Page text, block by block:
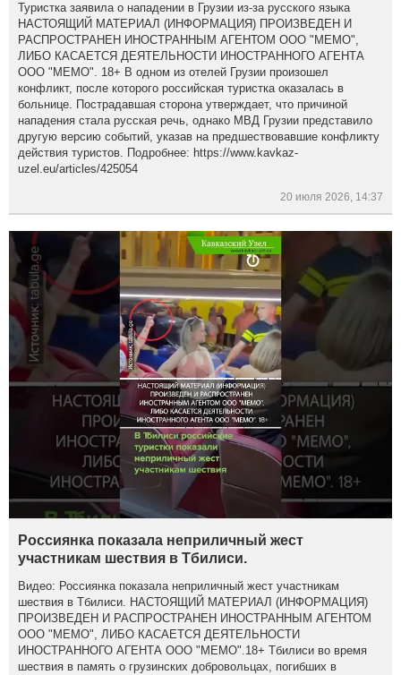
Туристка заявила о нападении в Грузии из-за русского языка
НАСТОЯЩИЙ МАТЕРИАЛ (ИНФОРМАЦИЯ) ПРОИЗВЕДЕН И
РАСПРОСТРАНЕН ИНОСТРАННЫМ АГЕНТОМ ООО "МЕМО",
ЛИБО КАСАЕТСЯ ДЕЯТЕЛЬНОСТИ ИНОСТРАННОГО АГЕНТА
ООО "МЕМО". 18+ В одном из отелей Грузии произошел
конфликт, после которого российская туристка оказалась в
больнице. Пострадавшая сторона утверждает, что причиной
нападения стала русская речь, однако МВД Грузии представило
другую версию событий, указав на предшествовавшие конфликту
действия туристов. Подробнее: https://www.kavkaz-
uzel.eu/articles/425054
20 июля 2026, 14:37
Россиянка показала неприличный жест
участникам шествия в Тбилиси.
Видео: Россиянка показала неприличный жест участникам
шествия в Тбилиси. НАСТОЯЩИЙ МАТЕРИАЛ (ИНФОРМАЦИЯ)
ПРОИЗВЕДЕН И РАСПРОСТРАНЕН ИНОСТРАННЫМ АГЕНТОМ
ООО "МЕМО", ЛИБО КАСАЕТСЯ ДЕЯТЕЛЬНОСТИ
ИНОСТРАННОГО АГЕНТА ООО "МЕМО".18+ Тбилиси во время
шествия в память о грузинских добровольцах, погибших в